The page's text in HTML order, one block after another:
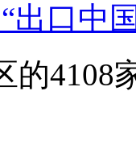
出口中
的4108